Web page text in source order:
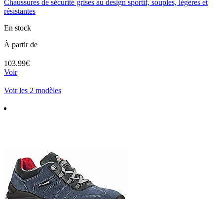
Chaussures de sécurité grises au design sportif, souples, légères et
résistantes
En stock
À partir de
103.99€
Voir
Voir les 2 modèles